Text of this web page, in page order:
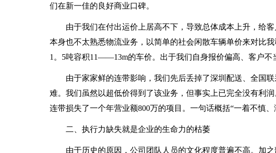
们在新一佳的良好商业口碑。
由于我们在付出运价上居高不下，导致总体成本上升，给
本身也不太熟悉物流业务，以简单的社会闲散车辆单价来对比
1。5吨容积11——13m的车价。出于我们自身报价偏高、客户不
由于家家鲜的连带影响，我们先后丢掉了深圳配送、全国
难。我们虽然以超低价得到了该业务，但事实上已完全没有利
连带损失了一个年营业额800万的项目。一句话概括“一着不慎、
二、执行力缺失就是企业的生命力的枯萎
由于历史的原因，公司团队人员的文化程度普遍不高。加